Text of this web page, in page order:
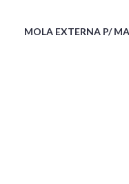
MOLA EXTERNA P/